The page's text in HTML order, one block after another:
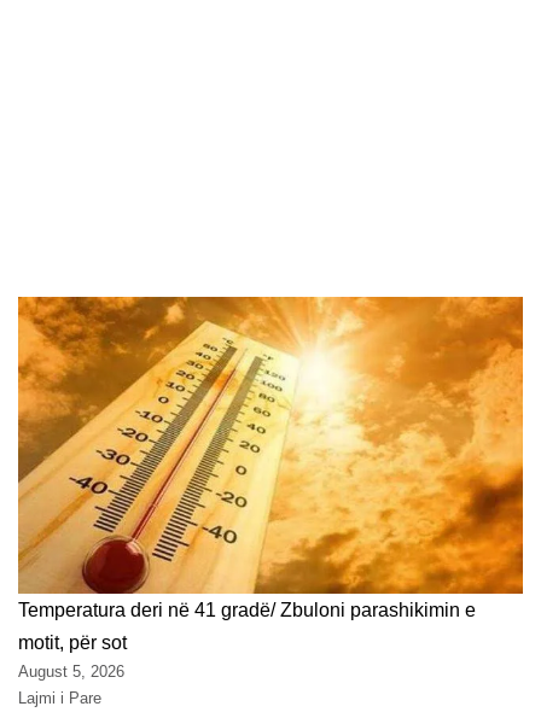
Temperatura deri në 41 gradë/ Zbuloni parashikimin e
motit, për sot
August 5, 2026
Lajmi i Pare